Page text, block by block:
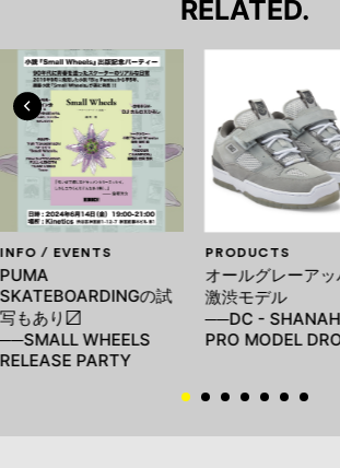
RELATED.
INFO / EVENTS
PUMA
SKATEBOARDINGの試
写もあり〼
──SMALL WHEELS
RELEASE PARTY
PRODUCTS
オールグレーア
激渋モデル
──DC -
PRO MODEL